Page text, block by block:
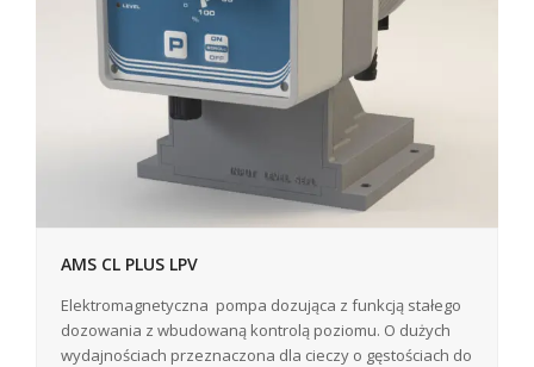
AMS CL PLUS LPV
Elektromagnetyczna pompa dozująca z funkcją stałego
dozowania z wbudowaną kontrolą poziomu. O dużych
wydajnościach przeznaczona dla cieczy o gęstościach do